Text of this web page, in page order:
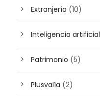
Extranjería (10)
Inteligencia artificial
Patrimonio (5)
Plusvalía (2)